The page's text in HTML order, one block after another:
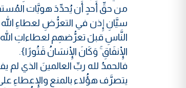
من حقِّ أَحدٍ أَن يُحدِّدَ هويَّات
سيَّانِ إِذن في التعرُّضِ لعطاءِ
النَّاسِ قبلَ تعرُّضهِم لعطاءاتِ
الْإِنفَاقِ ۚ وَكَانَ الْإِنسَانُ قَتُورًا}.
فالحمدُ لله ربِّ العالمينَ الذي لم
يتصرَّف هؤُلاء بالمنعِ والإِعطاءِ